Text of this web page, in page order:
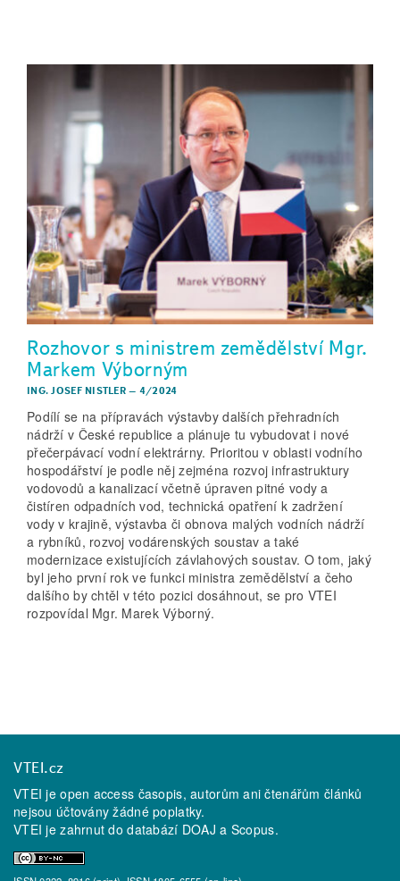
Rozhovor s ministrem zemědělství Mgr.
Markem Výborným
ING. JOSEF NISTLER – 4/2024
Podílí se na přípravách výstavby dalších přehradních
nádrží v České republice a plánuje tu vybudovat i nové
přečerpávací vodní elektrárny. Prioritou v oblasti vodního
hospodářství je podle něj zejména rozvoj infrastruktury
vodovodů a kanalizací včetně úpraven pitné vody a
čistíren odpadních vod, technická opatření k zadržení
vody v krajině, výstavba či obnova malých vodních nádrží
a rybníků, rozvoj vodárenských soustav a také
modernizace existujících závlahových soustav. O tom, jaký
byl jeho první rok ve funkci ministra zemědělství a čeho
dalšího by chtěl v této pozici dosáhnout, se pro VTEI
rozpovídal Mgr. Marek Výborný.
VTEI.cz
VTEI je open access časopis, autorům ani čtenářům článků
nejsou účtovány žádné poplatky.
VTEI je zahrnut do databází DOAJ a Scopus.